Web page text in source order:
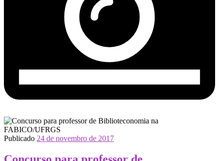
Publicado 24 de novembro de 2017